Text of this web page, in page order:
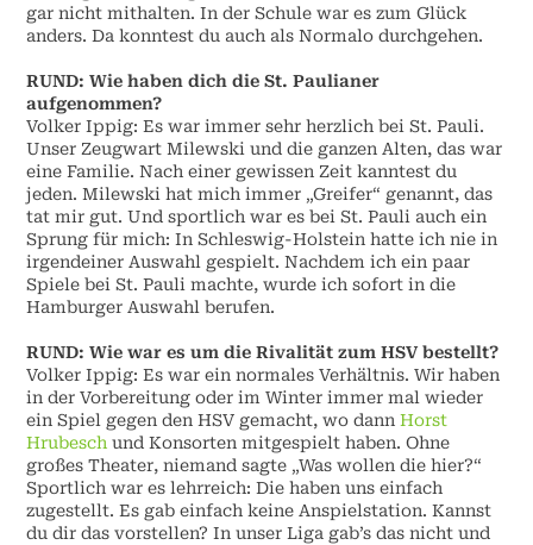
gar nicht mithalten. In der Schule war es zum Glück
anders. Da konntest du auch als Normalo durchgehen.
RUND:Wie haben dich die St. Paulianer
aufgenommen?
Volker Ippig:Es war immer sehr herzlich bei St. Pauli.
Unser Zeugwart Milewski und die ganzen Alten, das war
eine Familie. Nach einer gewissen Zeit kanntest du
jeden. Milewski hat mich immer „Greifer“ genannt, das
tat mir gut. Und sportlich war es bei St. Pauli auch ein
Sprung für mich: In Schleswig-Holstein hatte ich nie in
irgendeiner Auswahl gespielt. Nachdem ich ein paar
Spiele bei St. Pauli machte, wurde ich sofort in die
Hamburger Auswahl berufen.
RUND:Wie war es um die Rivalität zum HSV bestellt?
Volker Ippig:Es war ein normales Verhältnis. Wir haben
in der Vorbereitung oder im Winter immer mal wieder
ein Spiel gegen den HSV gemacht, wo dannHorst
Hrubesch und Konsorten mitgespielt haben. Ohne
großes Theater, niemand sagte „Was wollen die hier?“
Sportlich war es lehrreich: Die haben uns einfach
zugestellt. Es gab einfach keine Anspielstation. Kannst
du dir das vorstellen? In unser Liga gab’s das nicht und